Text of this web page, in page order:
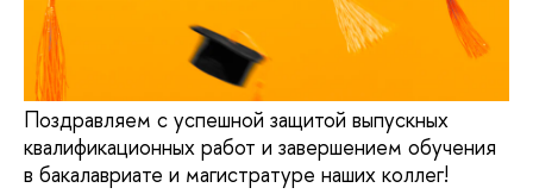
Поздравляем с успешной защитой выпускных
квалификационных работ и завершением обучения
в бакалавриате и магистратуре наших коллег!